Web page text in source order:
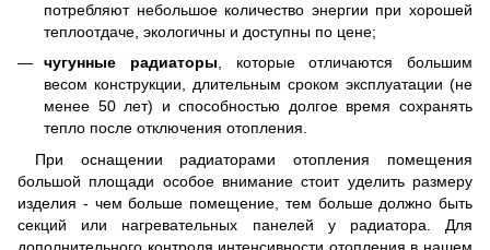
потребляют небольшое количество энергии при хорошей
теплоотдаче, экологичны и доступны по цене;
чугунные радиаторы, которые отличаются большим
весом конструкции, длительным сроком эксплуатации (не
менее 50 лет) и способностью долгое время сохранять
тепло после отключения отопления.
При оснащении радиаторами отопления помещения
большой площади особое внимание стоит уделить размеру
изделия - чем больше помещение, тем больше должно быть
секций или нагревательных панелей у радиатора. Для
дополнительного контроля интенсивности отопления в нашем